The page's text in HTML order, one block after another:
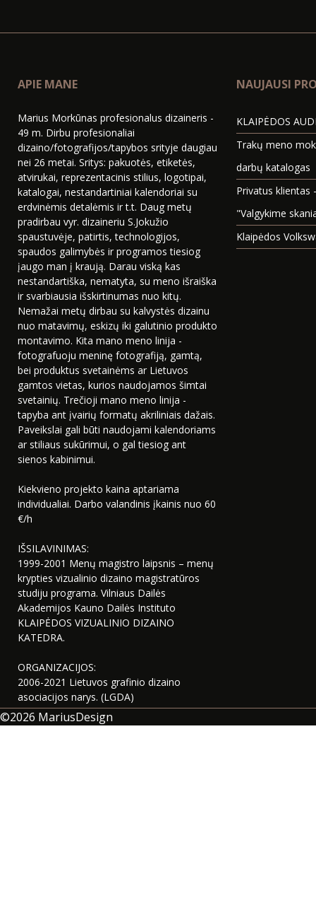
APIE MANE
Marius Morkūnas profesionalus dizaineris -
49 m. Dirbu profesionaliai
dizaino/fotografijos/tapybos srityje daugiau
nei 26 metai. Sritys: pakuotės, etiketės,
atvirukai, reprezentacinis stilius, logotipai,
katalogai, nestandartiniai kalendoriai su
erdvinėmis detalėmis ir t.t. Daug metų
pradirbau vyr. dizaineriu S.Jokužio
spaustuvėje, patirtis, technologijos,
spaudos galimybės ir programos tiesiog
įaugo man į kraują. Darau viską kas
nestandartiška, nematyta, su meno išraiška
ir svarbiausia išskirtinumas nuo kitų.
Nemažai metų dirbau su kalvystės dizainu
nuo matavimų, eskizų iki galutinio produkto
montavimo. Kita mano meno linija -
fotografuoju meninę fotografiją, gamtą,
bei produktus svetainėms ar Lietuvos
gamtos vietas, kurios naudojamos šimtai
svetainių. Trečioji mano meno linija -
tapyba ant įvairių formatų akriliniais dažais.
Paveikslai gali būti naudojami kalendoriams
ar stiliaus sukūrimui, o gal tiesiog ant
sienos kabinimui.
Kiekvieno projekto kaina aptariama
individualiai. Darbo valandinis įkainis nuo 60
€/h
IŠSILAVINIMAS:
1999-2001 Menų magistro laipsnis – menų
krypties vizualinio dizaino magistratūros
studiju programa. Vilniaus Dailės
Akademijos Kauno Dailės Instituto
KLAIPĖDOS VIZUALINIO DIZAINO
KATEDRA.
ORGANIZACIJOS:
2006-2021 Lietuvos grafinio dizaino
asociacijos narys. (LGDA)
NAUJAUSI
KLAIPĖDOS
Trakų meno
darbų katalogas
Privatus klientas
"Valgykime
Klaipėdos
©2026 MariusDesign